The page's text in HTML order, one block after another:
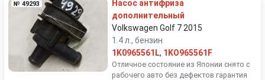
№ 49293
Насос антифриза
дополнительный
Volkswagen Golf 7 2015
1.4 л., бензин
1K0965561L, 1KO965561F
Отличное состояние из Японии снято с
рабочего авто без дефектов гарантия